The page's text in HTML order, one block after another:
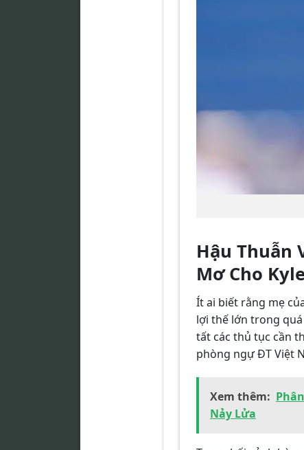
Hậu Thuẫn
Mơ Cho
Ít ai biết rằng mẹ
lợi thế lớn trong
tất các thủ tục cần
phòng ngự ĐT Việt
Xem thêm:
Nảy Lửa